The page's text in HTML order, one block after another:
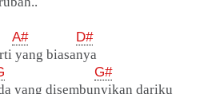
A#
D#
yang biasanya
G#
yang disembunyikan dariku